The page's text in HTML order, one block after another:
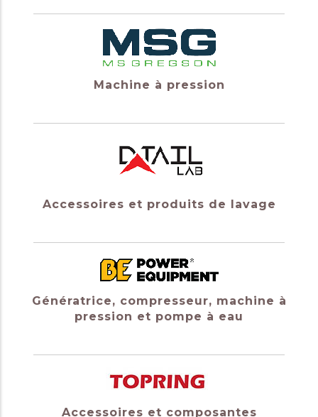
Machine à pression
Accessoires et produits de lavage
Génératrice, compresseur, machine à
pression et pompe à eau
Accessoires et composantes